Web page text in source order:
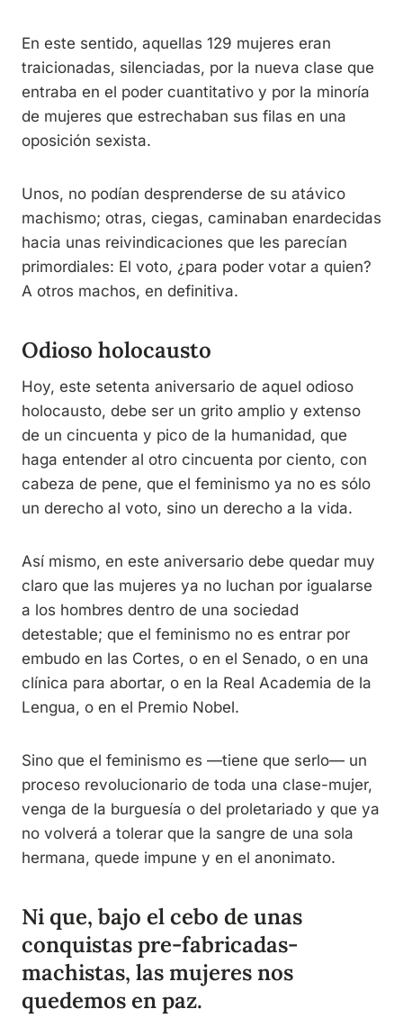
En este sentido, aquellas 129 mujeres eran
traicionadas, silenciadas, por la nueva clase que
entraba en el poder cuantitativo y por la minoría
de mujeres que estrechaban sus filas en una
oposición sexista.
Unos, no podían desprenderse de su atávico
machismo; otras, ciegas, caminaban enardecidas
hacia unas reivindicaciones que les parecían
primordiales: El voto, ¿para poder votar a quien?
A otros machos, en definitiva.
Odioso holocausto
Hoy, este setenta aniversario de aquel odioso
holocausto, debe ser un grito amplio y extenso
de un cincuenta y pico de la humanidad, que
haga entender al otro cincuenta por ciento, con
cabeza de pene, que el feminismo ya no es sólo
un derecho al voto, sino un derecho a la vida.
Así mismo, en este aniversario debe quedar muy
claro que las mujeres ya no luchan por igualarse
a los hombres dentro de una sociedad
detestable; que el feminismo no es entrar por
embudo en las Cortes, o en el Senado, o en una
clínica para abortar, o en la Real Academia de la
Lengua, o en el Premio Nobel.
Sino que el feminismo es —tiene que serlo— un
proceso revolucionario de toda una clase-mujer,
venga de la burguesía o del proletariado y que ya
no volverá a tolerar que la sangre de una sola
hermana, quede impune y en el anonimato.
Ni que, bajo el cebo de unas
conquistas pre-fabricadas-
machistas, las mujeres nos
quedemos en paz.